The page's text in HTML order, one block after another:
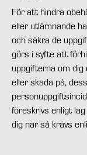
För att hindra
eller utlämnande
och säkra de
görs i syfte att
uppgifterna om
eller skada på,
föreskrivs enligt
dig när så krävs